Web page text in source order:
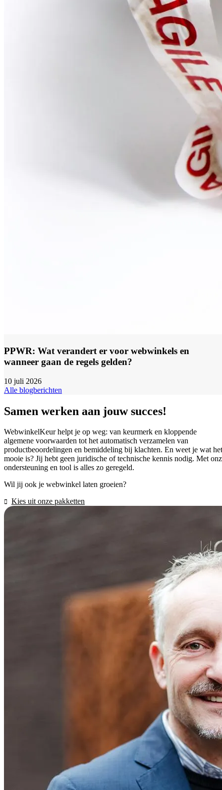
PPWR: Wat verandert er voor webwinkels en
wanneer gaan de regels gelden?
10 juli 2026
Alle blogberichten
Samen werken aan jouw succes!
WebwinkelKeur helpt je op weg: van keurmerk en kloppende
algemene voorwaarden tot het automatisch verzamelen van
productbeoordelingen en bemiddeling bij klachten. En weet je wat het
mooie is? Jij hebt geen juridische of technische kennis nodig. Met
ondersteuning en tool is alles zo geregeld.
Wil jij ook je webwinkel laten groeien?
Kies uit onze pakketten